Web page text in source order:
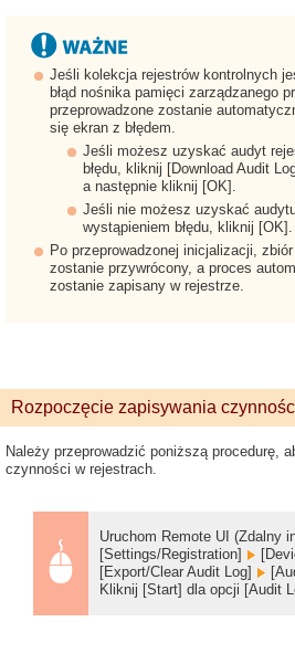
Jeśli kolekcja rejestrów kontrolnych
błąd nośnika pamięci zarządzanego
przeprowadzone zostanie
się ekran z błędem.
Jeśli możesz uzyskać audyt
błędu, kliknij [Download Audit
a następnie kliknij [OK].
Jeśli nie możesz uzyskać
wystąpieniem błędu, kliknij [OK].
Po przeprowadzonej inicjalizacji,
zostanie przywrócony, a proces
zostanie zapisany w rejestrze.
Rozpoczęcie zapisywania
Należy przeprowadzić poniższą procedurę,
czynności w rejestrach.
Uruchom Remote UI (Zdalny
[Settings/Registration]
[Export/Clear Audit Log]
Kliknij [Start] dla opcji [Audit